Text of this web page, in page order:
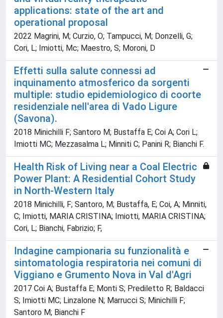
applications: state of the art and
operational proposal
2022 Magrini, M; Curzio, O; Tampucci, M; Donzelli, G;
Cori, L; Imiotti, Mc; Maestro, S; Moroni, D
Effetti sulla salute connessi ad
inquinamento atmosferico da sorgenti
multiple: studio epidemiologico di coorte
residenziale nell'area di Vado Ligure
(Savona).
2018 Minichilli F; Santoro M; Bustaffa E; Coi A; Cori L;
Imiotti MC; Mezzasalma L; Minniti C; Panini R; Bianchi F.
Health Risk of Living near a Coal Electric
Power Plant: A Residential Cohort Study
in North-Western Italy
2018 Minichilli, F; Santoro, M; Bustaffa, E; Coi, A; Minniti,
C; Imiotti, MARIA CRISTINA; Imiotti, MARIA CRISTINA;
Cori, L; Bianchi, Fabrizio; F,
Indagine campionaria su funzionalità e
sintomatologia respiratoria nei comuni di
Viggiano e Grumento Nova in Val d'Agri
2017 Coi A; Bustaffa E; Monti S; Prediletto R; Baldacci
S; Imiotti MC; Linzalone N; Marrucci S; Minichilli F;
Santoro M; Bianchi F